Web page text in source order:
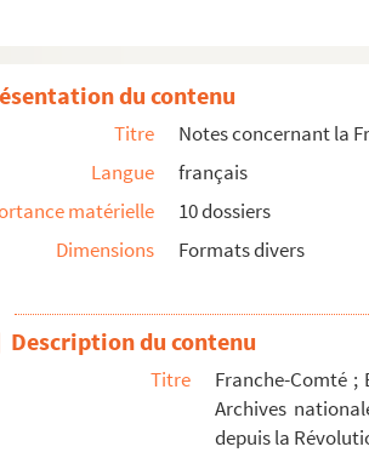
etc.
(1920-1921)
Greber : Washington, Lille, Nice, San
: épreuves corrigées de la main de Marcel
présenté à l'Institut d'Urbanisme, 1927
de Mabillon
et la famille Poëte
archives de la Haute-Saône et aux Archives
du contenu
Titre
Notes concernant la
Langue
français
matérielle
10 dossiers
Dimensions
Formats divers
Description du contenu
Titre
Franche-Comté
Archives
depuis la